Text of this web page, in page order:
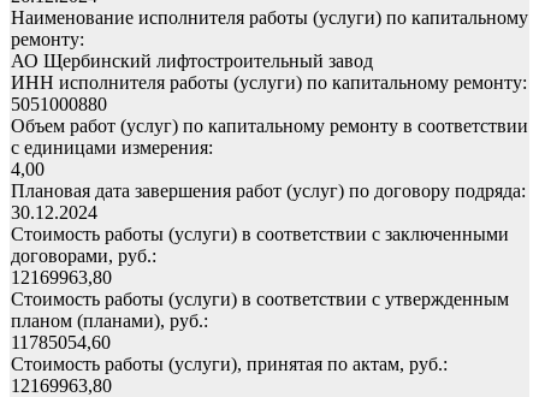
Наименование исполнителя работы (услуги) по капитальному
ремонту:
АО Щербинский лифтостроительный завод
ИНН исполнителя работы (услуги) по капитальному ремонту:
5051000880
Объем работ (услуг) по капитальному ремонту в соответствии
с единицами измерения:
4,00
Плановая дата завершения работ (услуг) по договору подряда:
30.12.2024
Стоимость работы (услуги) в соответствии с заключенными
договорами, руб.:
12169963,80
Стоимость работы (услуги) в соответствии с утвержденным
планом (планами), руб.:
11785054,60
Стоимость работы (услуги), принятая по актам, руб.:
12169963,80